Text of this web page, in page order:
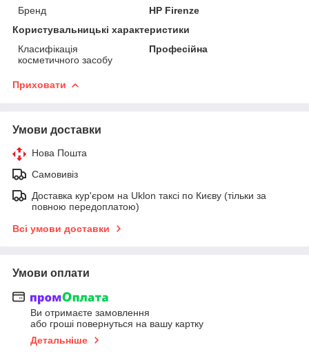
Бренд
HP Firenze
Користувальницькі характеристики
Класифікація
косметичного засобу
Професійна
Приховати
Умови доставки
Нова Пошта
Самовивіз
Доставка кур'єром на Uklon таксі по Києву (тільки за
повною передоплатою)
Всі умови доставки
Умови оплати
Ви отримаєте замовлення
або гроші повернуться на вашу картку
Детальніше